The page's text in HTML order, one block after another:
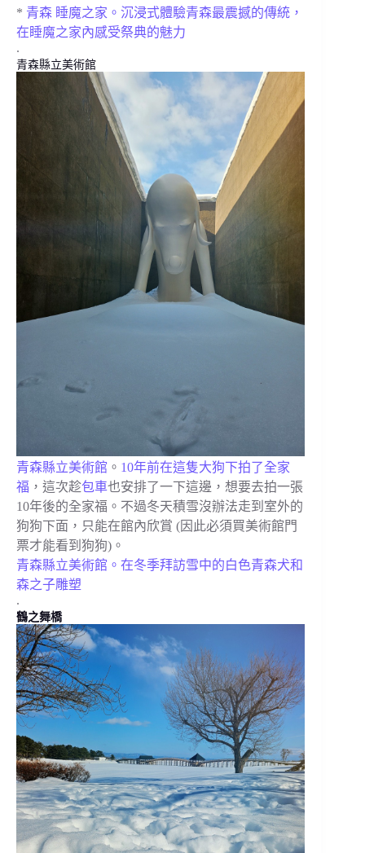
* 青森 睡魔之家。沉浸式體驗青森最震撼的傳統，
在睡魔之家內感受祭典的魅力
.
青森縣立美術館
青森縣立美術館 。 10年前在這隻大狗下拍了全家
福 ，這次趁包車也安排了一下這邊，想要去拍一張
10年後的全家福。不過冬天積雪沒辦法走到室外的
狗狗下面，只能在館內欣賞 (因此必須買美術館門
票才能看到狗狗)。
青森縣立美術館。在冬季拜訪雪中的白色青森犬和
森之子雕塑
.
鶴之舞橋